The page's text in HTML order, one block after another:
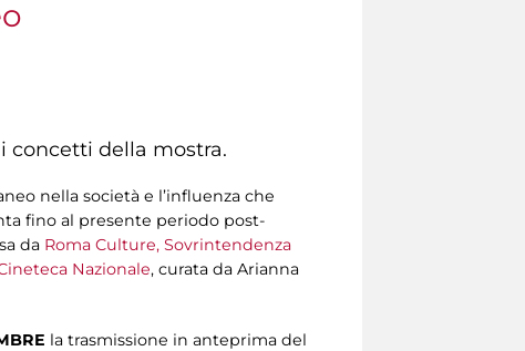
concetti della mostra.
nella società e l’influenza che
fino al presente periodo post-
da Roma Culture, Sovrintendenza
Nazionale, curata da Arianna
la trasmissione in anteprima del